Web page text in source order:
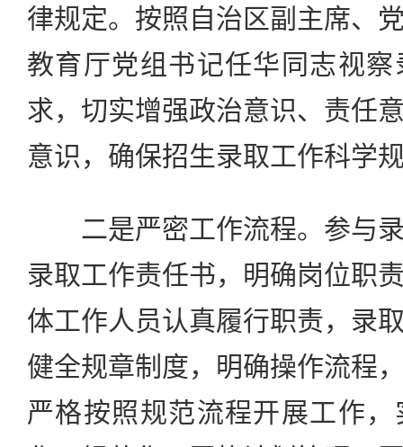
律规定。按照自治区副主席、
教育厅党组书记任华同志视
求，切实增强政治意识、责任
意识，确保招生录取工作科学
二是严密工作流程。参与录
录取工作责任书，明确岗位职
体工作人员认真履行职责，录
健全规章制度，明确操作流程
严格按照规范流程开展工作